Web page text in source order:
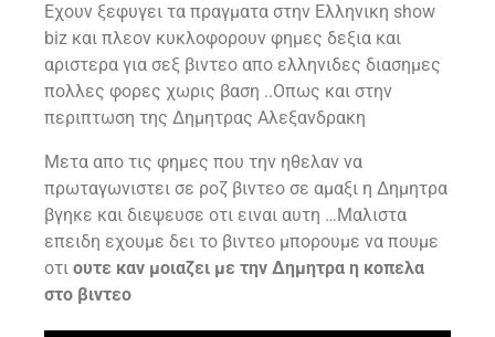
Εχουν ξεφυγει τα πραγματα στην Ελληνικη show
biz και πλεον κυκλοφορουν φημες δεξια και
αριστερα για σεξ βιντεο απο ελληνιδες διασημες
πολλες φορες χωρις βαση ..Οπως και στην
περιπτωση της Δημητρας Αλεξανδρακη
Μετα απο τις φημες που την ηθελαν να
πρωταγωνιστει σε ροζ βιντεο σε αμαξι η Δημητρα
βγηκε και διεψευσε οτι ειναι αυτη …Μαλιστα
επειδη εχουμε δει το βιντεο μπορουμε να πουμε
οτι ουτε καν μοιαζει με την Δημητρα η κοπελα
στο βιντεο